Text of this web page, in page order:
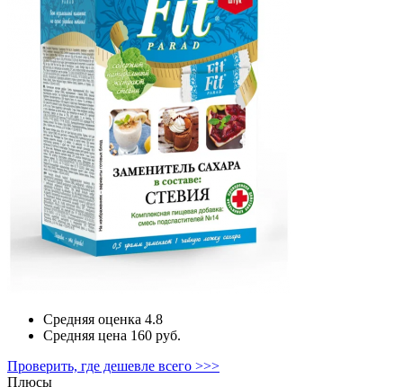
Средняя оценка 4.8
Средняя цена 160 руб.
Проверить, где дешевле всего >>>
Плюсы